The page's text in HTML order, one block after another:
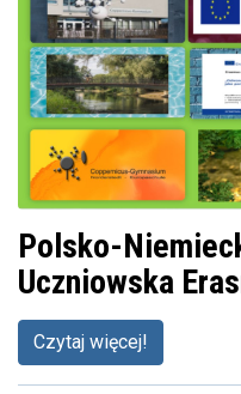
Polsko-
Uczniowska
Czytaj więcej!